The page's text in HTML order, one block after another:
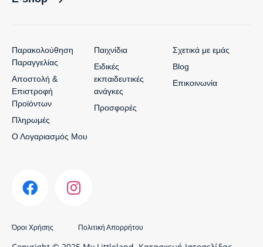
Όροι Χρήσης Πολιτική Απορρήτου
Σχετικά με εμάς
Blog
Επικοινωνία
Παιχνίδια
Ειδικές
εκπαιδευτικές
ανάγκες
Προσφορές
Παρακολούθηση
Παραγγελίας
Αποστολή &
Επιστροφή
Προϊόντων
Πληρωμές
Ο Λογαριασμός Μου